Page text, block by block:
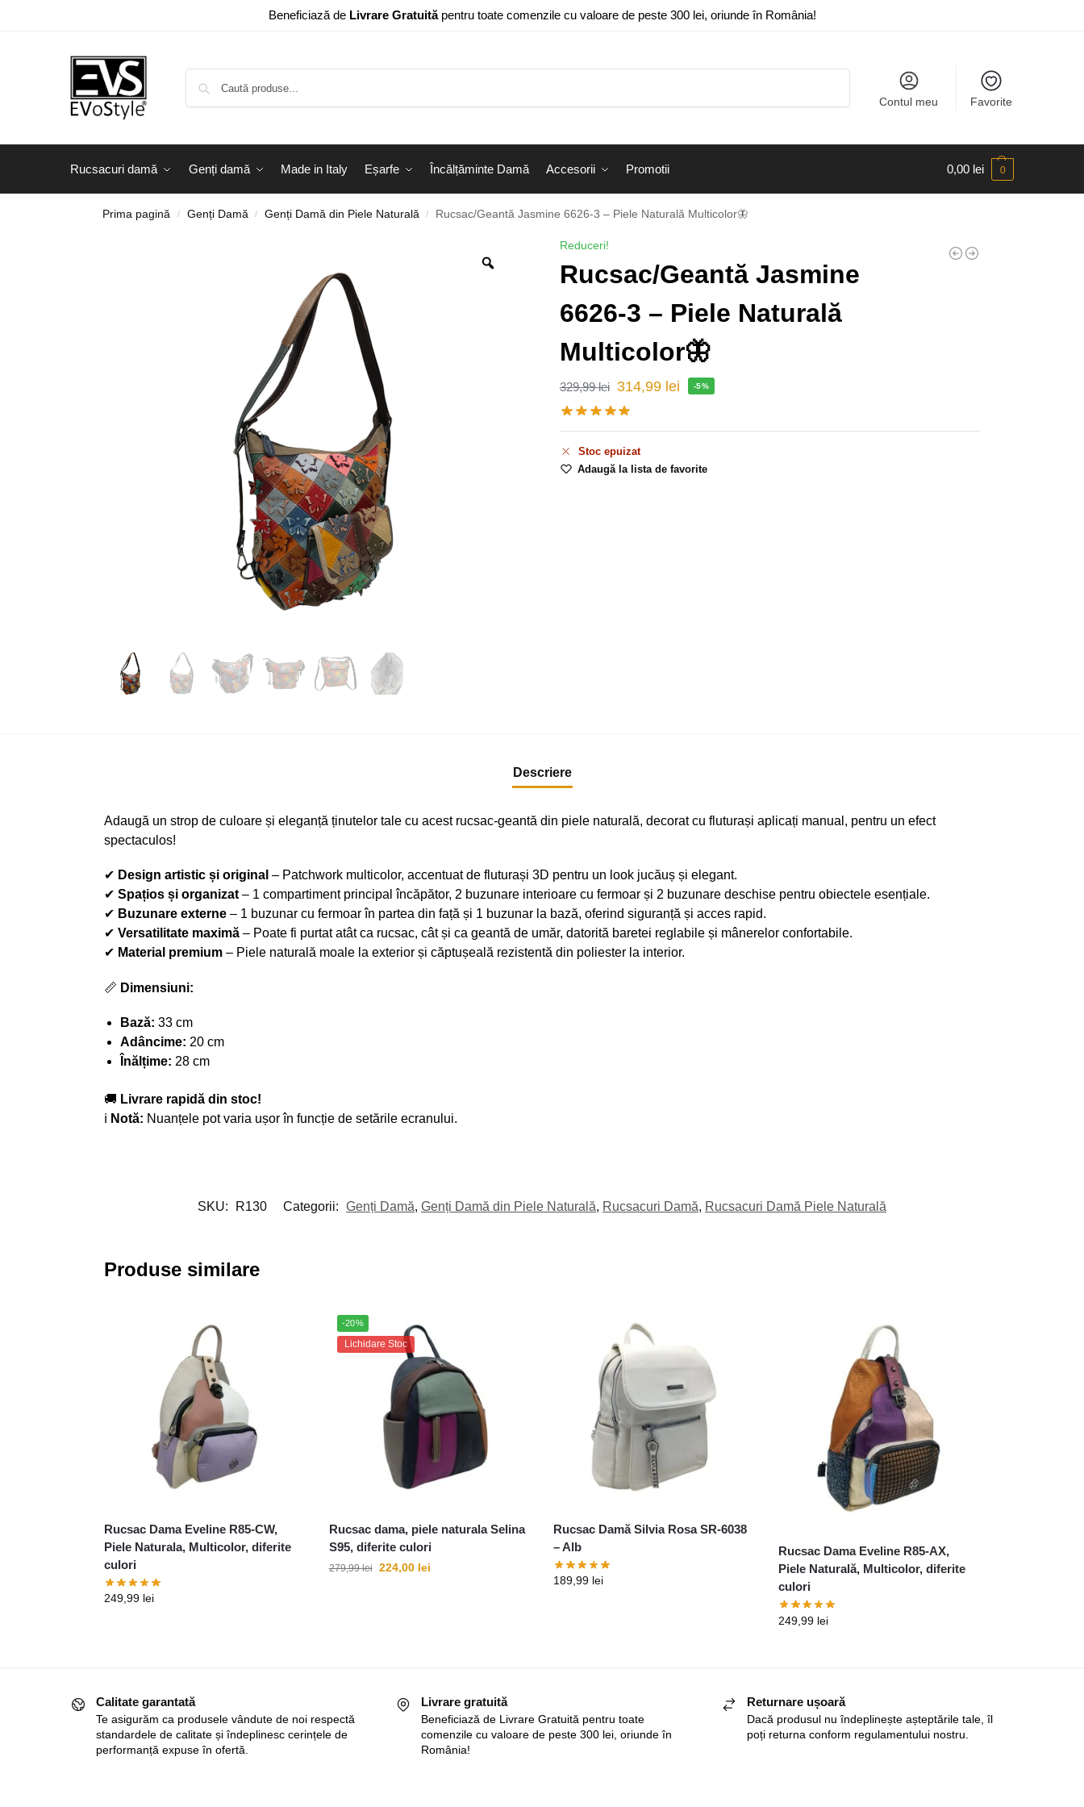
Beneficiază de Livrare Gratuităpentru toate comenzile cu valoare de peste 300 lei, oriunde în România!
Contul meu Favorite
Rucsacuri damă Genți damă Made in Italy Eșarfe Încălțăminte Damă Accesorii Promotii 0,00 lei 0
Prima pagină / Genți Damă / Genți Damă din Piele Naturală / Rucsac/Geantă Jasmine 6626-3 – Piele Naturală Multicolor🦋
Reduceri!
Rucsac/Geantă Jasmine
6626-3 – Piele Naturală
Multicolor🦋
329,99lei 314,99 lei -5%
Stoc epuizat
Adaugă la lista de favorite
Descriere
Adaugă un strop de culoare și eleganță ținutelor tale cu acest rucsac-geantă din piele naturală, decorat cu fluturași aplicați manual, pentru un efect
spectaculos!
✔ Design artistic și original – Patchwork multicolor, accentuat de fluturași 3D pentru un look jucăuș și elegant.
✔ Spațios și organizat– 1 compartiment principal încăpător, 2 buzunare interioare cu fermoar și 2 buzunare deschise pentru obiectele esențiale.
✔ Buzunare externe– 1 buzunar cu fermoar în partea din față și 1 buzunar la bază, oferind siguranță și acces rapid.
✔ Versatilitate maximă– Poate fi purtat atât ca rucsac, cât și ca geantă de umăr, datorită baretei reglabile și mânerelor confortabile.
✔ Material premium– Piele naturală moale la exterior și căptușeală rezistentă din poliester la interior.
📏 Dimensiuni:
Bază: 33 cm
Adâncime: 20 cm
Înălțime: 28 cm
🚚 Livrare rapidă din stoc!
ℹ Notă: Nuanțele pot varia ușor în funcție de setările ecranului.
SKU: R130 Categorii: Genți Damă, Genți Damă din Piele Naturală, Rucsacuri Damă, Rucsacuri Damă Piele Naturală
Produse similare
Rucsac Dama Eveline R85-CW,
Piele Naturala, Multicolor, diferite
culori
249,99 lei
-20%
Lichidare Stoc
Rucsac dama, piele naturala Selina
S95, diferite culori
279,99lei 224,00 lei
Rucsac Damă Silvia Rosa SR-6038
– Alb
189,99 lei
Rucsac Dama Eveline R85-AX,
Piele Naturală, Multicolor, diferite
culori
249,99 lei
Calitate garantată
Te asigurăm ca produsele vândute de noi respectă
standardele de calitate și îndeplinesc cerințele de
performanță expuse în ofertă.
Livrare gratuită
Beneficiază de Livrare Gratuită pentru toate
comenzile cu valoare de peste 300 lei, oriunde în
România!
Returnare ușoară
Dacă produsul nu îndeplinește așteptările tale, îl
poți returna conform regulamentului nostru.